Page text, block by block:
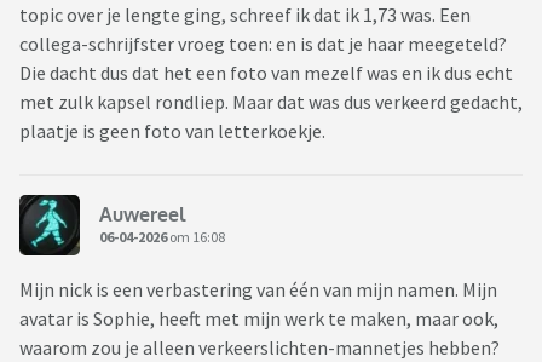
topic over je lengte ging, schreef ik dat ik 1,73 was. Een
collega-schrijfster vroeg toen: en is dat je haar meegeteld?
Die dacht dus dat het een foto van mezelf was en ik dus echt
met zulk kapsel rondliep. Maar dat was dus verkeerd gedacht,
plaatje is geen foto van letterkoekje.
Auwereel
06-04-2026om 16:08
Mijn nick is een verbastering van één van mijn namen. Mijn
avatar is Sophie, heeft met mijn werk te maken, maar ook,
waarom zou je alleen verkeerslichten-mannetjes hebben?